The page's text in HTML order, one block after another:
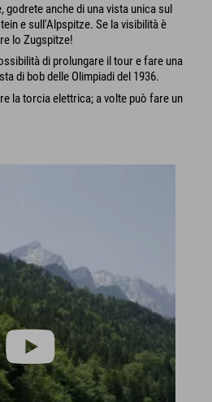
godrete anche di una vista unica sul
e sull'Alpspitze. Se la visibilità è
lo Zugspitze!
di prolungare il tour e fare una
di bob delle Olimpiadi del 1936.
la torcia elettrica; a volte può fare un